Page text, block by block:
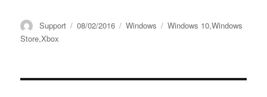
Автор
Support Оприлюднено
08/02/2016 Категорії
Windows Позначки
Windows 10,Windows
Store,Xbox